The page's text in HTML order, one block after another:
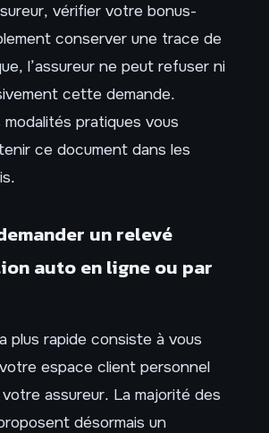
vérifier votre bonus-
conserver une trace de
l’assureur ne peut refuser ni
cette demande.
pratiques vous
ce document dans les
un relevé
auto en ligne ou par
plus rapide consiste à vous
espace client personnel
assureur. La majorité des
désormais un